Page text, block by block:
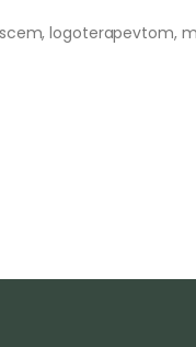
logoterapevtom,